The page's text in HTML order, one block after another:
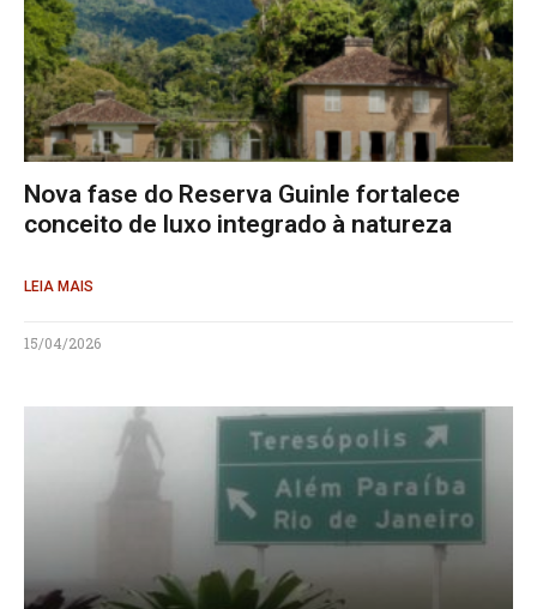
Nova fase do Reserva Guinle fortalece
conceito de luxo integrado à natureza
LEIA MAIS
15/04/2026